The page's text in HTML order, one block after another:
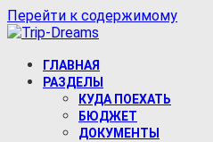
Перейти к содержимому
Trip-Dreams
Про самостоятельные
ГЛАВНАЯ
РАЗДЕЛЫ
КУДА ПОЕХАТЬ
БЮДЖЕТ
ДОКУМЕНТЫ